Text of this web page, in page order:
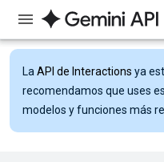
La API de Interactions ya
recomendamos que uses
modelos y funciones más